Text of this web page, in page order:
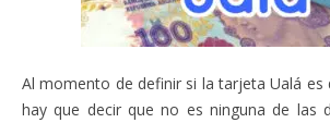
Al momento de definir si la tarjeta Ualá
hay que decir que no es ninguna de las